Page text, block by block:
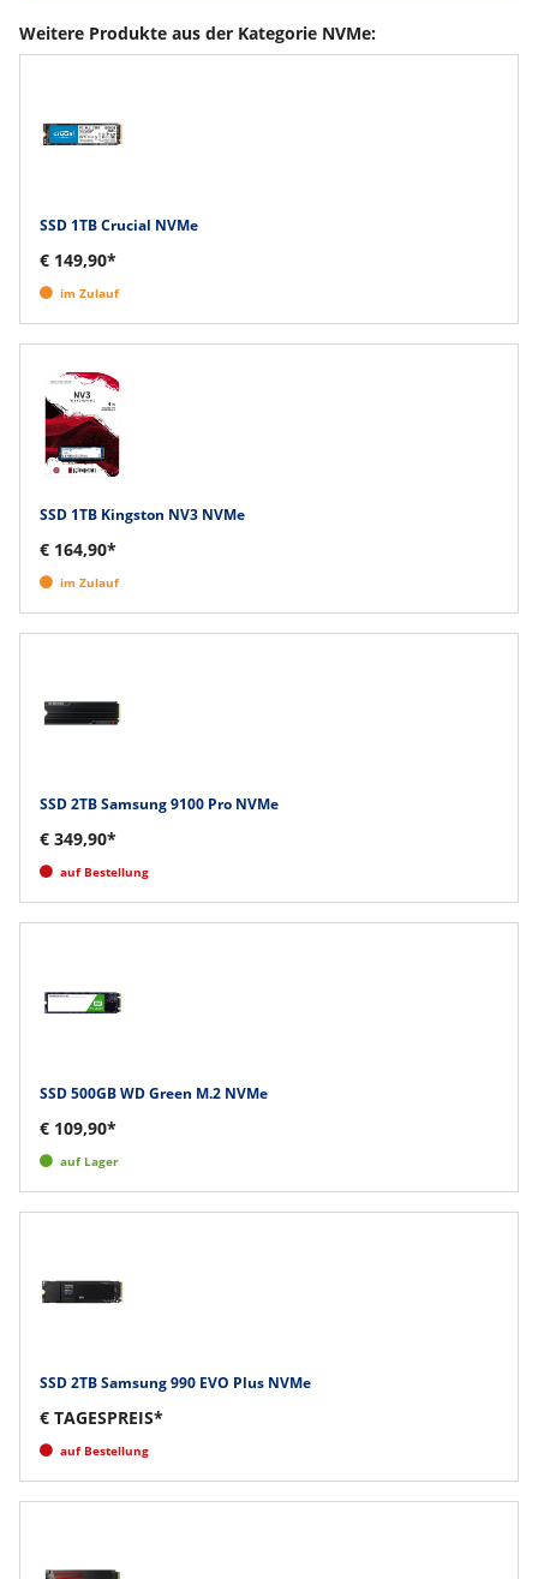
Weitere Produkte aus der Kategorie NVMe:
SSD 1TB Crucial NVMe
€ 149,90*
im Zulauf
SSD 1TB Kingston NV3 NVMe
€ 164,90*
im Zulauf
SSD 2TB Samsung 9100 Pro NVMe
€ 349,90*
auf Bestellung
SSD 500GB WD Green M.2 NVMe
€ 109,90*
auf Lager
SSD 2TB Samsung 990 EVO Plus NVMe
€ TAGESPREIS*
auf Bestellung